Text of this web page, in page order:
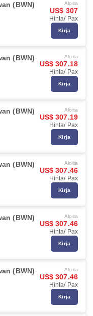
(BWN) Aloita
US$ 307
Hinta/ Pax
Kirja
(BWN) Aloita
US$ 307.18
Hinta/ Pax
Kirja
(BWN) Aloita
US$ 307.19
Hinta/ Pax
Kirja
(BWN) Aloita
US$ 307.46
Hinta/ Pax
Kirja
(BWN) Aloita
US$ 307.46
Hinta/ Pax
Kirja
(BWN) Aloita
US$ 307.46
Hinta/ Pax
Kirja